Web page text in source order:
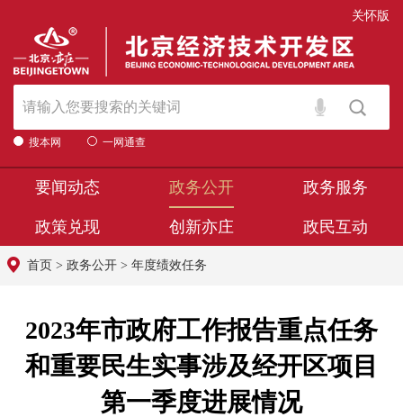
关怀版
搜本网 一网通查
要闻动态 政务公开 政务服务
政策兑现 创新亦庄 政民互动
首页 > 政务公开 > 年度绩效任务
2023年市政府工作报告重点任务
和重要民生实事涉及经开区项目
第一季度进展情况